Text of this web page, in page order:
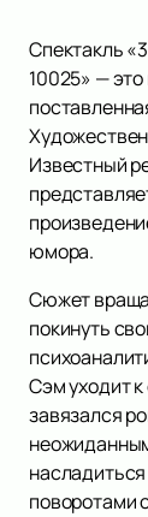
Спектакль
10025» —
Известный
юмора.
Сюжет
покинуть
Сэм уходит к
завязался
поворотами